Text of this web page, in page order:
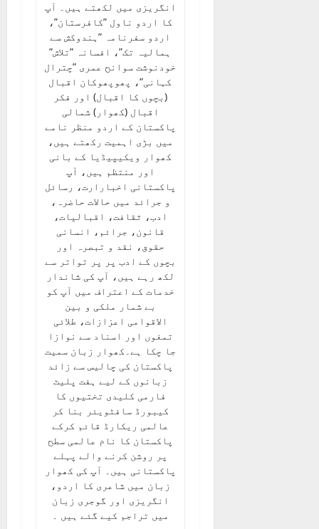
انگریزی میں لکھتے ہیں۔ آپ
کا اردو ناول ”کافرستان”،
اردو سفرنامہ ”ہندوکش سے
ہمالیہ تک”، افسانہ ”تلاش”
خودنوشت سوانح عمری ”چترال
کہانی”، پھوپھوکان اقبال
(بچوں کا اقبال) اور فکر
اقبال (کھوار) شمالی
پاکستان کے اردو منظر نامے
میں بڑی اہمیت رکھتے ہیں،
کھوار ویکیپیڈیا کے بانی
اور منتظم ہیں، آپ
پاکستانی اخبارارت، رسائل
و جرائد میں حالات حاضرہ،
ادب، ثقافت، اقبالیات،
قانون، جرائم، انسانی
حقوق، نقد و تبصرہ اور
بچوں کے ادب پر پر تواتر سے
لکھ رہے ہیں، آپ کی شاندار
خدمات کے اعتراف میں آپ کو
بے شمار ملکی و بین
الاقوامی اعزازات، طلائی
تمغوں اور اسناد سے نوازا
جا چکا ہے۔کھوار زبان سمیت
پاکستان کی چالیس سے زائد
زبانوں کے لیے ہفت پلیٹ
فارمی کلیدی تختیوں کا
کیبورڈ سافٹویئر بنا کر
عالمی ریکارڈ قائم کرکے
پاکستان کا نام عالمی سطح
پر روشن کرنے والے پہلے
پاکستانی ہیں۔ آپ کی کھوار
زبان میں شاعری کا اردو،
انگریزی اور گوجری زبان
میں تراجم کیے گئے ہیں ۔